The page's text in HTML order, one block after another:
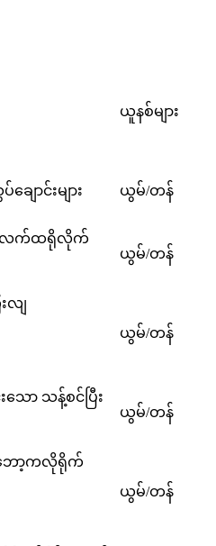
ယူနစ်များ
ောင်းများ ယွမ်/တန်
လက်ထရိုလိုက်
ယွမ်/တန်
လျ
ယွမ်/တန်
ော သန့်စင်ပြီး
ယွမ်/တန်
ော့ကလိုရိုက်
ယွမ်/တန်